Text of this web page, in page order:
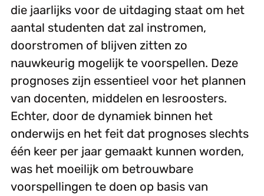
die jaarlijks voor de uitdaging staat om het
aantal studenten dat zal instromen,
doorstromen of blijven zitten zo
nauwkeurig mogelijk te voorspellen. Deze
prognoses zijn essentieel voor het plannen
van docenten, middelen en lesroosters.
Echter, door de dynamiek binnen het
onderwijs en het feit dat prognoses slechts
één keer per jaar gemaakt kunnen worden,
was het moeilijk om betrouwbare
voorspellingen te doen op basis van